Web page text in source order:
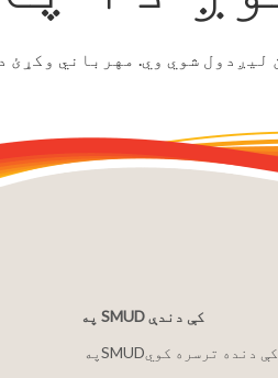
په SMUD کې دندې
په ‏‎SMUD‎‏ کې دنده ترسره کوي